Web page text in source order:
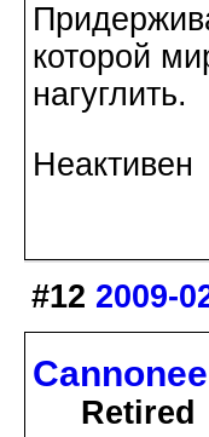
которой
нагуглить.
Неактивен
#12 2009-
Retired